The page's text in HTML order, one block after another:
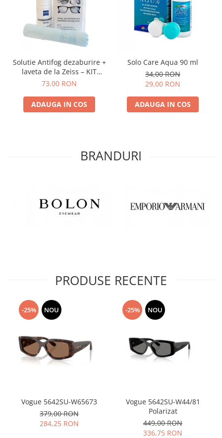
Solutie Antifog dezaburire +
laveta de la Zeiss – KIT
COMPLET
73,00 RON
ADAUGA IN COS
Solo Care Aqua 90 ml
34,00 RON
29,00 RON
ADAUGA IN COS
BRANDURI
PRODUSE RECENTE
-25% NOU
Vogue 5642SU-W65673
379,00 RON
284,25 RON
-25% NOU
Vogue 5642SU-W44/81
Polarizat
449,00 RON
336,75 RON